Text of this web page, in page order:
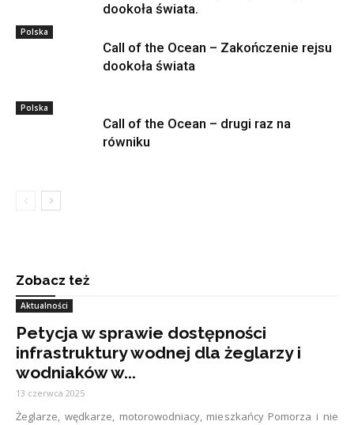
dookoła świata.
Polska
Call of the Ocean – Zakończenie rejsu
dookoła świata
Polska
Call of the Ocean – drugi raz na
równiku
Zobacz też
Aktualności
Petycja w sprawie dostępności
infrastruktury wodnej dla żeglarzy i
wodniaków w...
13 czerwca 2025
Żeglarze, wędkarze, motorowodniacy, mieszkańcy Pomorza i nie